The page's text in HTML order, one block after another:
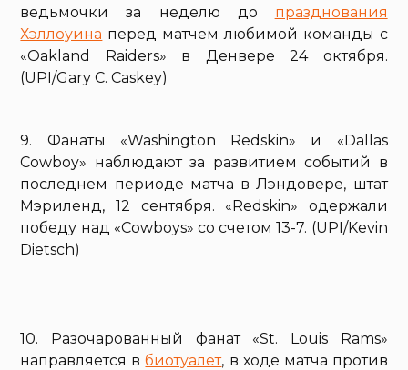
ведьмочки за неделю до празднования
Хэллоуина перед матчем любимой команды с
«Oakland Raiders» в Денвере 24 октября.
(UPI/Gary C. Caskey)
9. Фанаты «Washington Redskin» и «Dallas
Cowboy» наблюдают за развитием событий в
последнем периоде матча в Лэндовере, штат
Мэриленд, 12 сентября. «Redskin» одержали
победу над «Cowboys» со счетом 13-7. (UPI/Kevin
Dietsch)
10. Разочарованный фанат «St. Louis Rams»
направляется вбиотуалет, в ходе матча против